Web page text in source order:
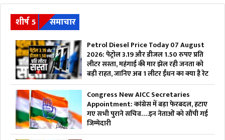
शीर्ष 5 समाचार
Petrol Diesel Price Today 07 August
2026: पेट्रोल 3.19 और डीजल 1.50 रुपए प्रति
लीटर सस्ता, महंगाई की मार झेल रही जनता को
बड़ी राहत, जानिए अब 1 लीटर ईंधन का क्या है रेट
Congress New AICC Secretaries
Appointment: कांग्रेस में बड़ा फेरबदल, हटाए
गए सभी पुराने सचिव….इन नेताओं को सौंपी गई
जिम्मेदारी